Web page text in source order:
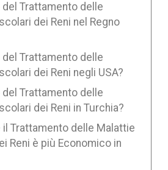
del Trattamento delle
dei Reni nel Regno
del Trattamento delle
dei Reni negli USA?
del Trattamento delle
dei Reni in Turchia?
il Trattamento delle Malattie
Reni è più Economico in